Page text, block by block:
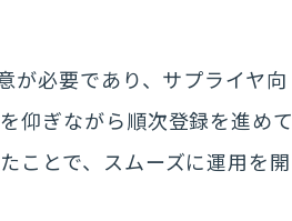
が必要であり、サプライヤ向
仰ぎながら順次登録を進めて
ことで、スムーズに運用を開